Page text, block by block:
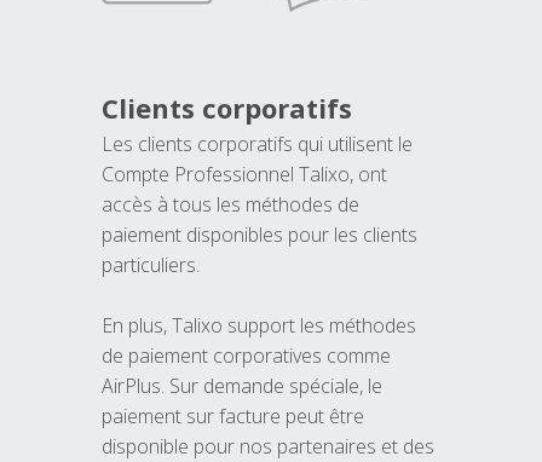
Clients corporatifs
Les clients corporatifs qui utilisent le
Compte Professionnel Talixo, ont
accès à tous les méthodes de
paiement disponibles pour les clients
particuliers.
En plus, Talixo support les méthodes
de paiement corporatives comme
AirPlus. Sur demande spéciale, le
paiement sur facture peut être
disponible pour nos partenaires et des